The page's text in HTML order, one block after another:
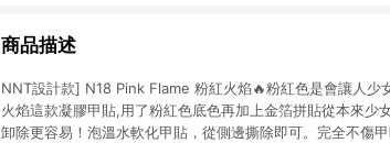
商品描述
NNT設計款] N18 Pink Flame 粉紅火焰🔥粉紅色是會讓人
火焰這款凝膠甲貼,用了粉紅色底色再加上金箔拼貼從本來少
卸除更容易！泡溫水軟化甲貼，從側邊撕除即可。完全不傷